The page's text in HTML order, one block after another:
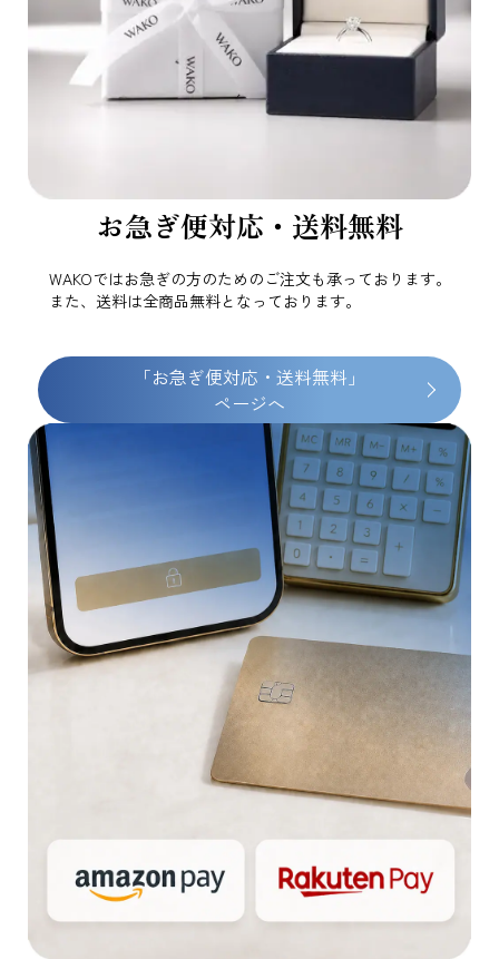
お急ぎ便対応・送料無料
WAKOではお急ぎの方のためのご注文も承っております。
また、送料は全商品無料となっております。
「お急ぎ便対応・送料無料」
ページへ